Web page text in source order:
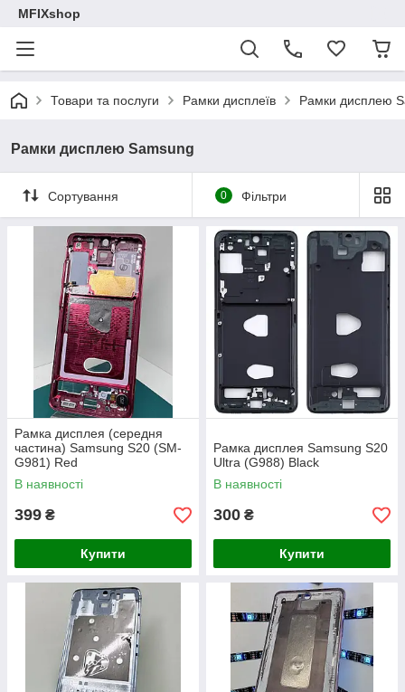
MFIXshop
Товари та послуги Рамки дисплеїв Рамки дисплею
Рамки дисплею Samsung
Сортування 0 Фільтри
Рамка дисплея (середня
частина) Samsung S20 (SM-
G981) Red
В наявності
399 ₴
Купити
Рамка дисплея Samsung S20
Ultra (G988) Black
В наявності
300 ₴
Купити